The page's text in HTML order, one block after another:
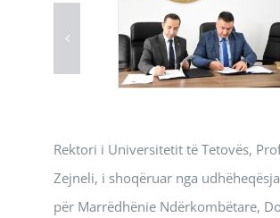
Rektori i Universitetit të Tetovës,
Zejneli, i shoqëruar nga
për Marrëdhënie Ndërkombëtare,